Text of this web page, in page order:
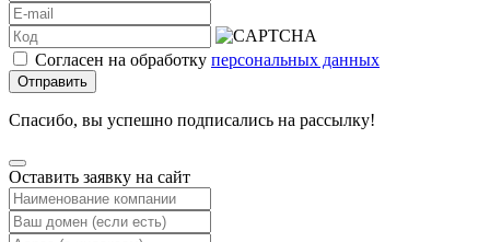
Согласен на обработку персональных данных
Отправить
Спасибо, вы успешно подписались на рассылку!
Оставить заявку на сайт